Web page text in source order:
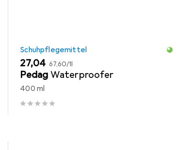
Schuhpflegemittel
EUR
27,04 EUR
67,60/1l
Pedag Waterproofer
400 ml